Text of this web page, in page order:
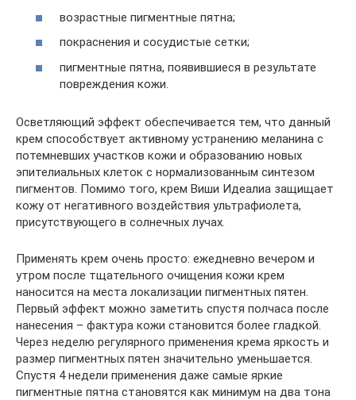
возрастные пигментные пятна;
покраснения и сосудистые сетки;
пигментные пятна, появившиеся в результате
повреждения кожи.
Осветляющий эффект обеспечивается тем, что данный
крем способствует активному устранению меланина с
потемневших участков кожи и образованию новых
эпителиальных клеток с нормализованным синтезом
пигментов. Помимо того, крем Виши Идеалиа защищает
кожу от негативного воздействия ультрафиолета,
присутствующего в солнечных лучах.
Применять крем очень просто: ежедневно вечером и
утром после тщательного очищения кожи крем
наносится на места локализации пигментных пятен.
Первый эффект можно заметить спустя полчаса после
нанесения – фактура кожи становится более гладкой.
Через неделю регулярного применения крема яркость и
размер пигментных пятен значительно уменьшается.
Спустя 4 недели применения даже самые яркие
пигментные пятна становятся как минимум на два тона